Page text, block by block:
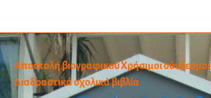
Αποστολή βιογραφικούΧρήσιμοι σύνδεσμοι
Διαδραστικά σχολικά βιβλία